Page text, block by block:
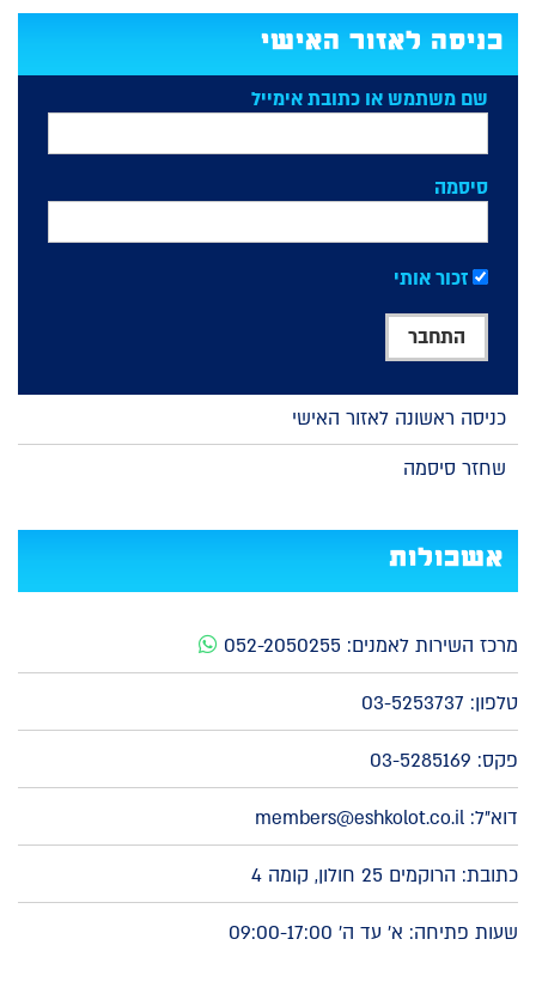
כניסה לאזור האישי
שם משתמש או כתובת אימייל
סיסמה
זכור אותי
כניסה ראשונה לאזור האישי
שחזר סיסמה
אשכולות
מרכז השירות לאמנים: 052-2050255
טלפון: 03-5253737
פקס: 03-5285169
דוא"ל: members@eshkolot.co.il
כתובת: הרוקמים 25 חולון, קומה 4
שעות פתיחה: א' עד ה' 09:00-17:00